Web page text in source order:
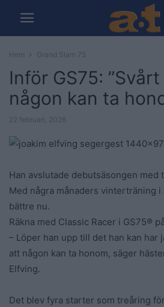
Hem Grand Slam 75
Inför GS75:
någon kan ta
22 februari, 2026
Han avslutade debutsäsongen med
Med några månaders vinterträning i
bättre nu.
Räkna med Classic Racer i GS75®
– Löper han upp till det han kan har
att någon kan ta honom, säger
Elfving.
Det blev fyra starter som treåring